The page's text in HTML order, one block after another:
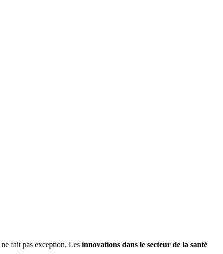
ne fait pas exception. Les innovations dans le secteur de la santé